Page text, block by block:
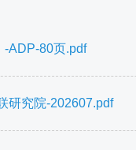
-ADP-80页.pdf
研究院-202607.pdf